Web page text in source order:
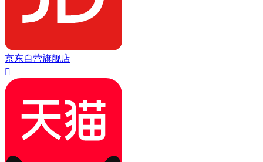
京东自营旗舰店
